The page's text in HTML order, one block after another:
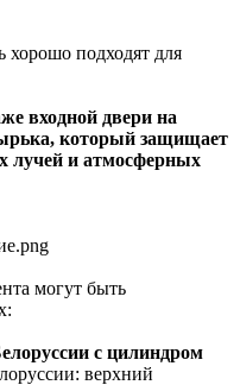
подходят для
входной двери на
который защищает
лучей и атмосферных
могут быть
с цилиндром
верхний